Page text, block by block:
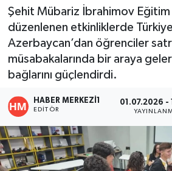
Şehit Mübariz İbrahimov Eğitim
düzenlenen etkinliklerde
Azerbaycan’dan öğrenciler
müsabakalarında bir araya
bağlarını güçlendirdi.
HABER MERKEZI1
EDITÖR
01.07.2026 -
SPOR
MAGAZİN
ÖZEL HABER
DTO
RESMİ REKLAM
Haber Arşivi